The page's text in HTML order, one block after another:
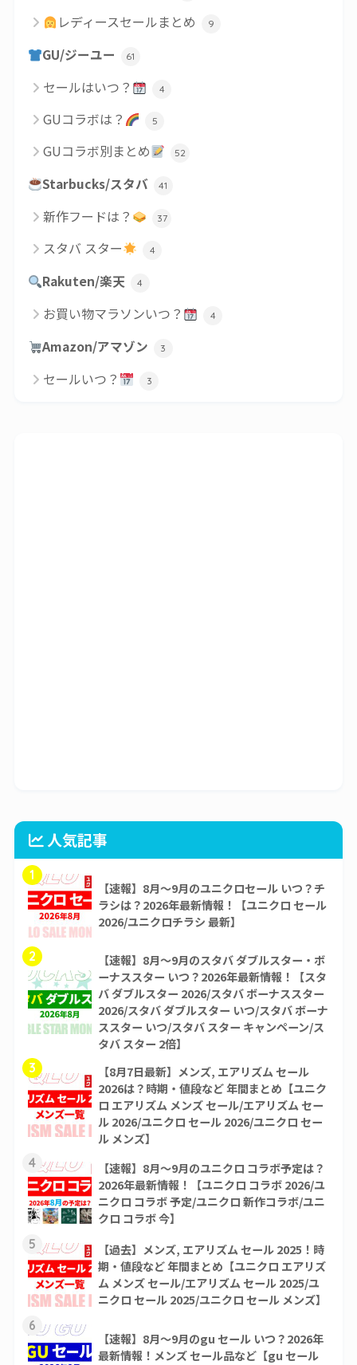
レディースセールまとめ 9
GU/ジーユー 61
セールはいつ？ 4
GUコラボは？ 5
GUコラボ別まとめ 52
Starbucks/スタバ 41
新作フードは？ 37
スタバ スター 4
Rakuten/楽天 4
お買い物マラソンいつ？ 4
Amazon/アマゾン 3
セールいつ？ 3
人気記事
1
【速報】8月～9月のユニクロセール いつ？チ
ラシは？2026年最新情報！【ユニクロ セール
2026/ユニクロチラシ 最新】
2
【速報】8月～9月のスタバ ダブルスター・ボ
ーナススター いつ？2026年最新情報！【スタ
バ ダブルスター 2026/スタバ ボーナススター
2026/スタバ ダブルスター いつ/スタバ ボーナ
ススター いつ/スタバ スター キャンペーン/ス
タバ スター 2倍】
3
【8月7日最新】メンズ, エアリズム セール
2026は？時期・値段など 年間まとめ【ユニク
ロ エアリズム メンズ セール/エアリズム セー
ル 2026/ユニクロ セール 2026/ユニクロ セー
ル メンズ】
4
【速報】8月～9月のユニクロ コラボ予定は？
2026年最新情報！【ユニクロ コラボ 2026/ユ
ニクロ コラボ 予定/ユニクロ 新作コラボ/ユニ
クロ コラボ 今】
5
【過去】メンズ, エアリズム セール 2025！時
期・値段など 年間まとめ【ユニクロ エアリズ
ム メンズ セール/エアリズム セール 2025/ユ
ニクロ セール 2025/ユニクロ セール メンズ】
6
【速報】8月～9月のgu セール いつ？2026年
最新情報！メンズ セール品など【gu セール